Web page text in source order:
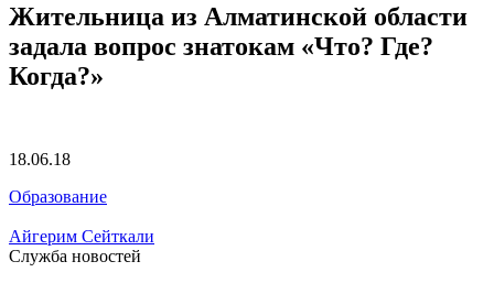
Жительница из Алматинской области
задала вопрос знатокам «Что? Где?
Когда?»
18.06.18
Образование
Айгерим Сейткали
Служба новостей